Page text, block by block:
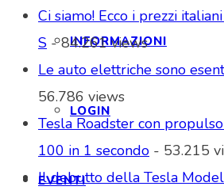
INFORMAZIONI
LOGIN
EVENTI
Ci siamo! Ecco i prezzi
S - 84.261 views
Le auto elettriche sono
56.786 views
Tesla Roadster con
100 in 1 secondo - 53.215
Il debutto della Tesla